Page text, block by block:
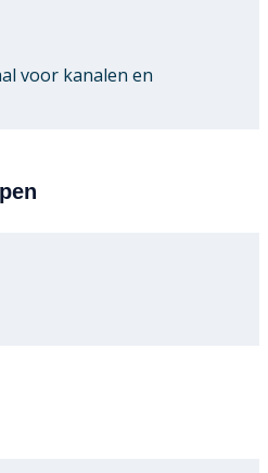
voor kanalen en